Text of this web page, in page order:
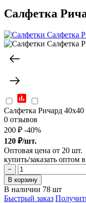
Салфетка
Салфетка Ричард 40x40
0 отзывов
200 ₽ -40%
120 ₽/шт.
Оптовая цена от 20 шт.
купить/заказать оптом
−
В корзину
В наличии 78 шт
Быстрый заказ